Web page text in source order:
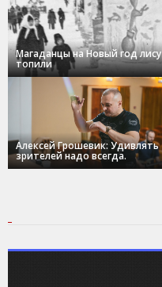
Магаданцы на Новый год лису
топили
Алексей Грошевик: Удивлять
зрителей надо всегда.